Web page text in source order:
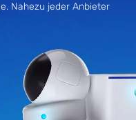
Nahezu jeder Anbieter